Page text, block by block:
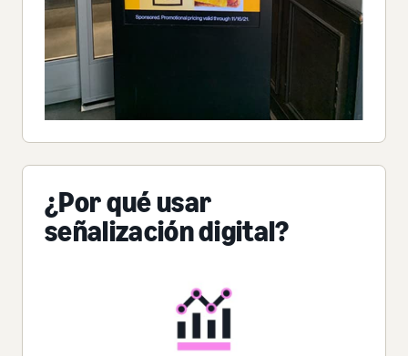
¿Por qué usar
señalización digital?